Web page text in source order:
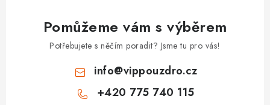
Pomůžeme vám s výběrem
Potřebujete s něčím poradit? Jsme tu pro vás!
info@vippouzdro.cz
+420 775 740 115